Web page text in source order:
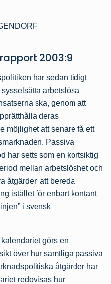
rapport 2003:9
har sedan tidigt
arbetslösa
ska, genom att
deras
möjlighet att senare få ett
Passiva
har setts som en kortsiktig
mellan arbetslöshet och
åtgärder, att bereda
istället för enbart kontant
i svensk
kalendariet görs en
över hur samtliga passiva
åtgärder har
redovisas hur